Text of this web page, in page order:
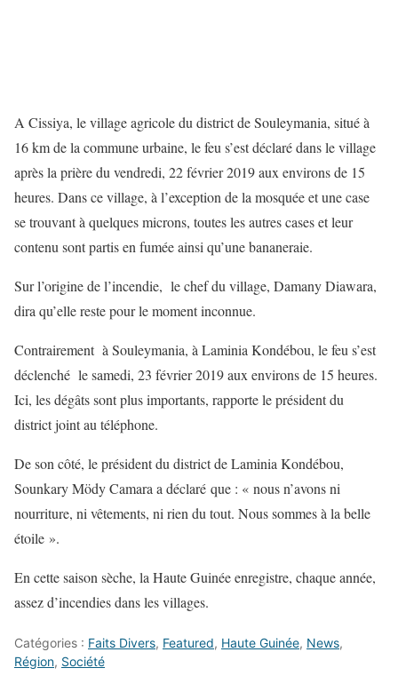
A Cissiya, le village agricole du district de Souleymania, situé à
16 km de la commune urbaine, le feu s’est déclaré dans le village
après la prière du vendredi, 22 février 2019 aux environs de 15
heures. Dans ce village, à l’exception de la mosquée et une case
se trouvant à quelques microns, toutes les autres cases et leur
contenu sont partis en fumée ainsi qu’une bananeraie.
Sur l’origine de l’incendie, le chef du village, Damany Diawara,
dira qu’elle reste pour le moment inconnue.
Contrairement à Souleymania, à Laminia Kondébou, le feu s’est
déclenché le samedi, 23 février 2019 aux environs de 15 heures.
Ici, les dégâts sont plus importants, rapporte le président du
district joint au téléphone.
De son côté, le président du district de Laminia Kondébou,
Sounkary Mödy Camara a déclaré que : « nous n’avons ni
nourriture, ni vêtements, ni rien du tout. Nous sommes à la belle
étoile ».
En cette saison sèche, la Haute Guinée enregistre, chaque année,
assez d’incendies dans les villages.
Catégories : Faits Divers, Featured, Haute Guinée, News,
Région, Société